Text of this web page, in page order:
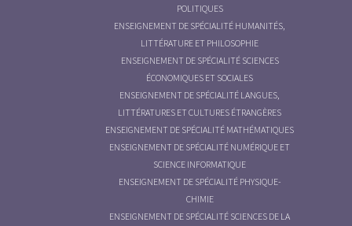
POLITIQUES
ENSEIGNEMENT DE SPÉCIALITÉ HUMANITÉS,
LITTÉRATURE ET PHILOSOPHIE
ENSEIGNEMENT DE SPÉCIALITÉ SCIENCES
ÉCONOMIQUES ET SOCIALES
ENSEIGNEMENT DE SPÉCIALITÉ LANGUES,
LITTÉRATURES ET CULTURES ÉTRANGÈRES
ENSEIGNEMENT DE SPÉCIALITÉ MATHÉMATIQUES
ENSEIGNEMENT DE SPÉCIALITÉ NUMÉRIQUE ET
SCIENCE INFORMATIQUE
ENSEIGNEMENT DE SPÉCIALITÉ PHYSIQUE-
CHIMIE
ENSEIGNEMENT DE SPÉCIALITÉ SCIENCES DE LA